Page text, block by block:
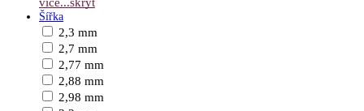
Šířka
2,3 mm
2,7 mm
2,77 mm
2,88 mm
2,98 mm